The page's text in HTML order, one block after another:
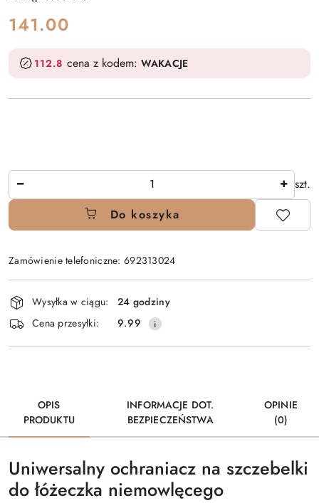
cena:
141.00
112.8 cena z kodem: WAKACJE
Ilość
szt.
Do koszyka
Zamówienie telefoniczne: 692313024
Dostępność
i
dostawa
Wysyłka w ciągu:
24 godziny
Cena przesyłki:
9.99
OPIS
PRODUKTU
INFORMACJE DOT.
BEZPIECZEŃSTWA
OPINIE
(0)
Uniwersalny ochraniacz na szczebelki
do łóżeczka niemowlęcego